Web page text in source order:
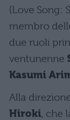
(Love Song:
membro
due ruoli
ventunenne
Kasumi
Alla
Hiroki, che